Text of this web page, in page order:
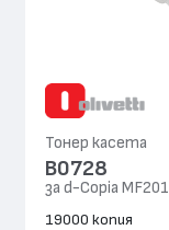
Тонер касета
B0728
за d-Copia MF201
19000 копия